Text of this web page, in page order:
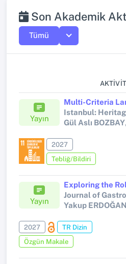
Son Akademik
Tümü
Yayın
Gül Aslı BOZBAY
2027
Tebliğ/Bildiri
Yayın
Yakup ERDOĞAN
2027
TR Dizin
Özgün Makale